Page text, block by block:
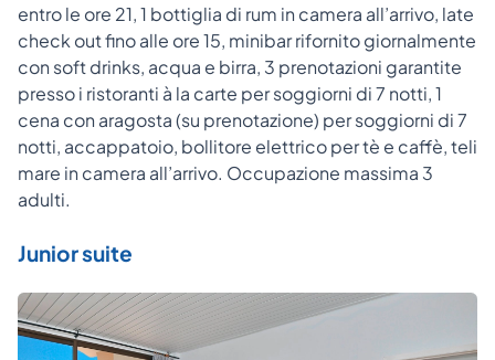
entro le ore 21, 1 bottiglia di rum in camera all’arrivo, late
check out fino alle ore 15, minibar rifornito giornalmente
con soft drinks, acqua e birra, 3 prenotazioni garantite
presso i ristoranti à la carte per soggiorni di 7 notti, 1
cena con aragosta (su prenotazione) per soggiorni di 7
notti, accappatoio, bollitore elettrico per tè e caffè, teli
mare in camera all’arrivo. Occupazione massima 3
adulti.
Junior suite